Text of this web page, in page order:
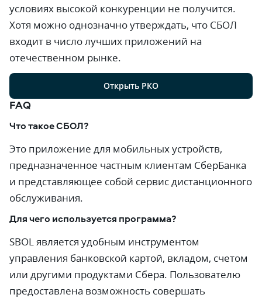
условиях высокой конкуренции не получится.
Хотя можно однозначно утверждать, что СБОЛ
входит в число лучших приложений на
отечественном рынке.
Открыть РКО
FAQ
Что такое СБОЛ?
Это приложение для мобильных устройств,
предназначенное частным клиентам СберБанка
и представляющее собой сервис дистанционного
обслуживания.
Для чего используется программа?
SBOL является удобным инструментом
управления банковской картой, вкладом, счетом
или другими продуктами Сбера. Пользователю
предоставлена возможность совершать